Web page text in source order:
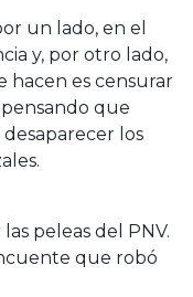
un lado, en el
y, por otro lado,
hacen es censurar
pensando que
los
peleas del PNV.
que robó